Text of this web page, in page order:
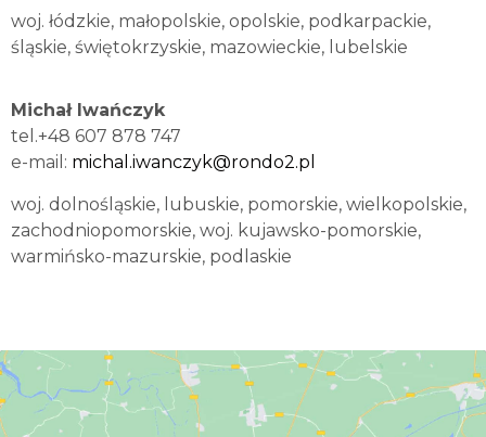
woj. łódzkie, małopolskie, opolskie, podkarpackie,
śląskie, świętokrzyskie, mazowieckie, lubelskie
Michał Iwańczyk
tel.+48 607 878 747
e-mail: michal.iwanczyk@rondo2.pl
woj. dolnośląskie, lubuskie, pomorskie, wielkopolskie,
zachodniopomorskie, woj. kujawsko-pomorskie,
warmińsko-mazurskie, podlaskie